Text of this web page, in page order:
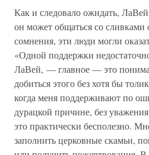
Как и следовало ожидать,
он может общаться со сливками
сомнения, эти люди могли
«Одной поддержки
ЛаВей, — главное — это
добиться этого без хотя бы
когда меня поддерживают по
дурацкой причине, без
это практически бесполезно.
заполнить церковные скамьи,